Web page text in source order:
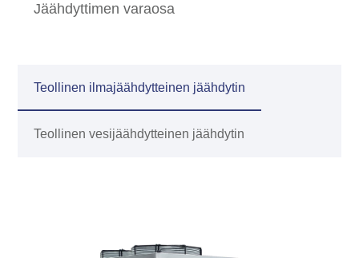
Jäähdyttimen varaosa
Teollinen ilmajäähdytteinen jäähdytin
Teollinen vesijäähdytteinen jäähdytin